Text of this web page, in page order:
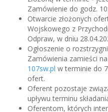
Zamówienie do godz.
Otwarcie złożonych
Wojskowego z
Odpraw, w dniu
Ogłoszenie o
Zamówienia zamieści
107sw.pl w terminie do
ofert.
Oferent pozostaje
upływu terminu
Oferentom, których